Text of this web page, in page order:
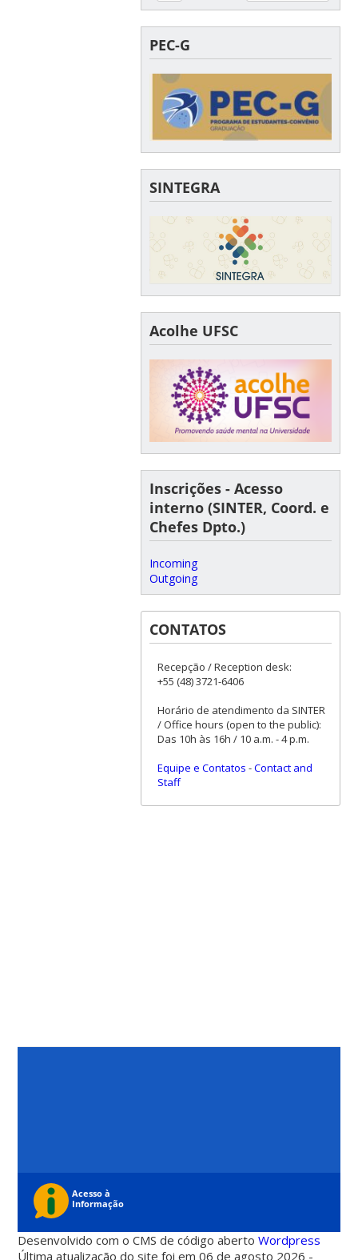
PEC-G
SINTEGRA
Acolhe UFSC
Inscrições - Acesso
interno (SINTER, Coord. e
Chefes Dpto.)
Incoming
Outgoing
CONTATOS
Recepção / Reception desk:
+55 (48) 3721-6406
Horário de atendimento da SINTER
/ Office hours (open to the public):
Das 10h às 16h / 10 a.m. - 4 p.m.
Equipe e Contatos -Contact and
Staff
Desenvolvido com o CMS de código abertoWordpress
Última atualização do site foi em 06 de agosto 2026 -